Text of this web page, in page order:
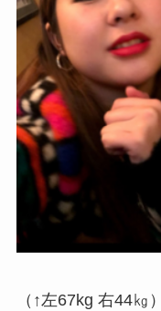
（↑左67kg 右44㎏）